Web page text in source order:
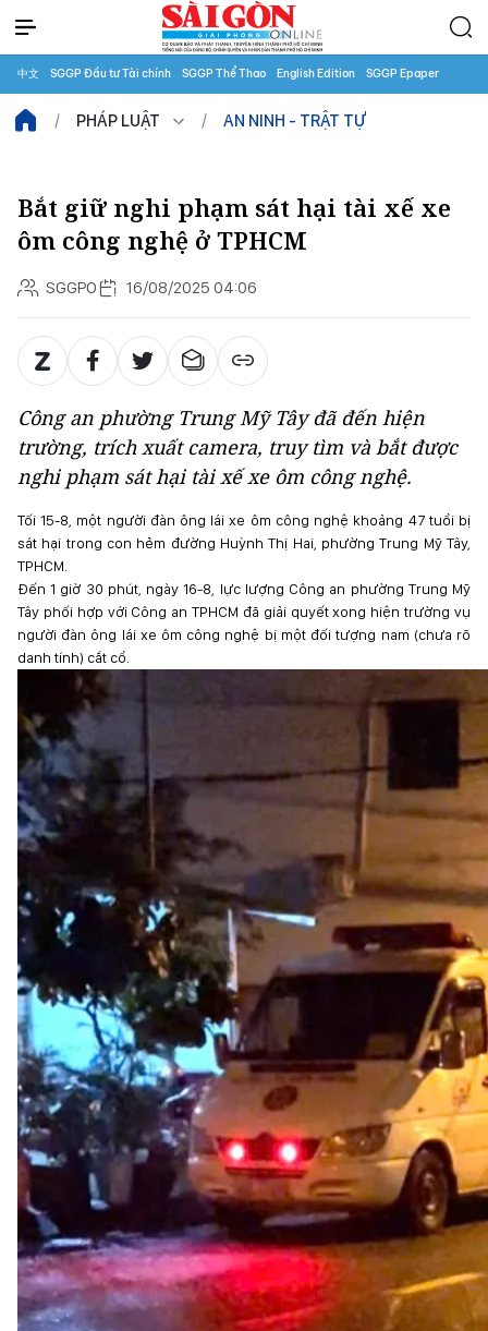
中文 SGGP Đầu tư Tài chính SGGP Thể Thao English Edition SGGP Epaper
PHÁP LUẬT AN NINH - TRẬT TỰ
Bắt giữ nghi phạm sát hại tài xế xe
ôm công nghệ ở TPHCM
SGGPO 16/08/2025 04:06
Công an phường Trung Mỹ Tây đã đến hiện
trường, trích xuất camera, truy tìm và bắt được
nghi phạm sát hại tài xế xe ôm công nghệ.
Tối 15-8, một người đàn ông lái xe ôm công nghệ khoảng 47 tuổi bị
sát hại trong con hẻm đường Huỳnh Thị Hai, phường Trung Mỹ Tây,
TPHCM.
Đến 1 giờ 30 phút, ngày 16-8, lực lượng Công an phường Trung Mỹ
Tây phối hợp với Công an TPHCM đã giải quyết xong hiện trường vụ
người đàn ông lái xe ôm công nghệ bị một đối tượng nam (chưa rõ
danh tính) cắt cổ.